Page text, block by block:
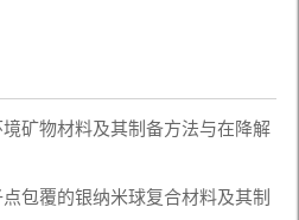
矿物材料及其制备方法与在降解
包覆的银纳米球复合材料及其制